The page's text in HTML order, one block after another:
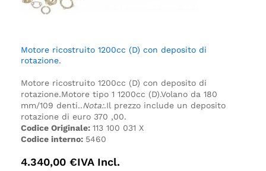
Motore ricostruito 1200cc (D) con deposito di
rotazione.
Motore ricostruito 1200cc (D) con deposito di
rotazione.Motore tipo 1 1200cc (D).Volano da 180
mm/109 denti..Nota:.Il prezzo include un deposito
rotazione di euro 370 ,00.
Codice Originale: 113 100 031 X
Codice interno: 5460
4.340,00 €IVA Incl.